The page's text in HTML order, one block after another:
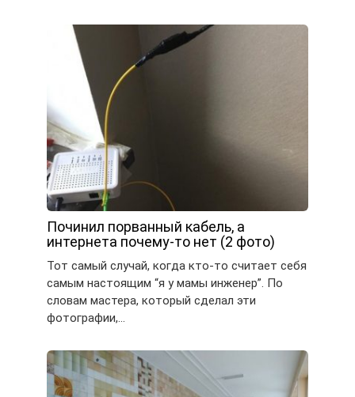
Починил порванный кабель, а
интернета почему-то нет (2 фото)
Тот самый случай, когда кто-то считает себя
самым настоящим “я у мамы инженер”. По
словам мастера, который сделал эти
фотографии,…